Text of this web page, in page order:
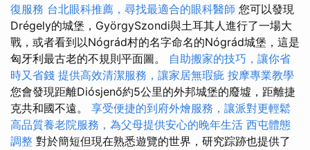
復服務 台北眼科推薦，尋找最適合的眼科醫師 您可以發現
Drégely的城堡，GyörgySzondi與土耳其人進行了一場大
戰，或者看到以Nógrád村的名字命名的Nógrád城堡，這是
匈牙利最古老的不規則平面圖。 自助搬家的技巧，讓你省
時又省錢 提供高效清潔服務，讓家居無瑕疵 按摩專業教學
您會發現距離Diósjenő約5公里的外邦城堡的廢墟，距離捷
克共和國不遠。 享受便捷的到府外燴服務，讓派對更輕鬆
高品質養老院服務，為父母提供安心的晚年生活 西屯體態
調整 對於簡短但現在熟悉遊覽的世界，研究踪跡也提供了